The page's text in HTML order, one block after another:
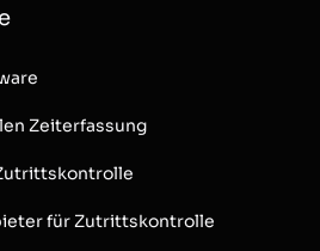
Zeiterfassung
für Zutrittskontrolle